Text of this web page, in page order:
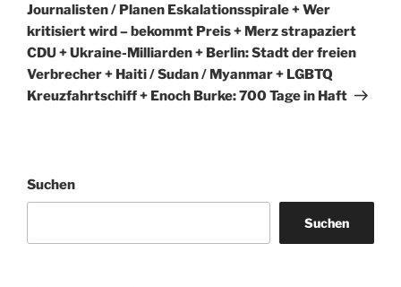
Journalisten / Planen Eskalationsspirale + Wer
kritisiert wird – bekommt Preis + Merz strapaziert
CDU + Ukraine-Milliarden + Berlin: Stadt der freien
Verbrecher + Haiti / Sudan / Myanmar + LGBTQ
Kreuzfahrtschiff + Enoch Burke: 700 Tage in Haft
Suchen
Suchen